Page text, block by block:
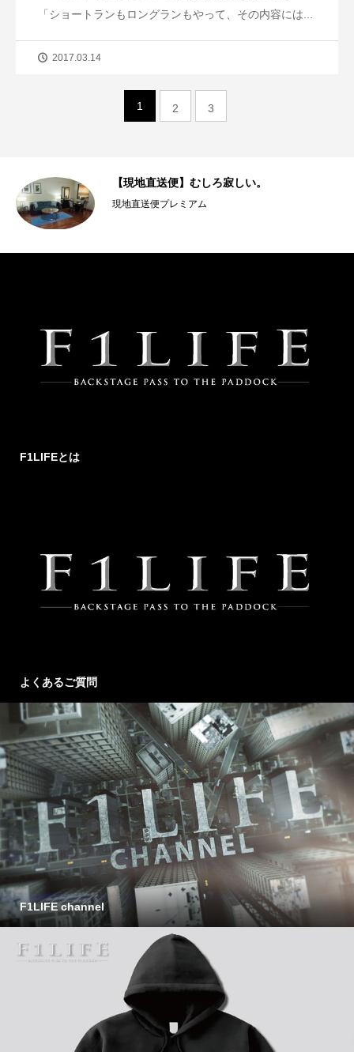
「ショートランもロングランもやって、その内容には...
2017.03.14
1 2 3
【現地直送便】むしろ寂しい。
現地直送便プレミアム
F1LIFEとは
よくあるご質問
F1LIFE channel